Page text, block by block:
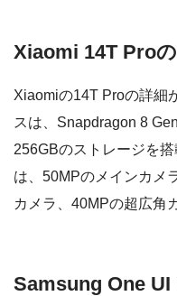
Xiaomi 14T Pro
Xiaomiの14T Proの詳細
スは、Snapdragon 8
256GBのストレージを
は、50MPのメインカメ
カメラ、40MPの超広角
Samsung One UI